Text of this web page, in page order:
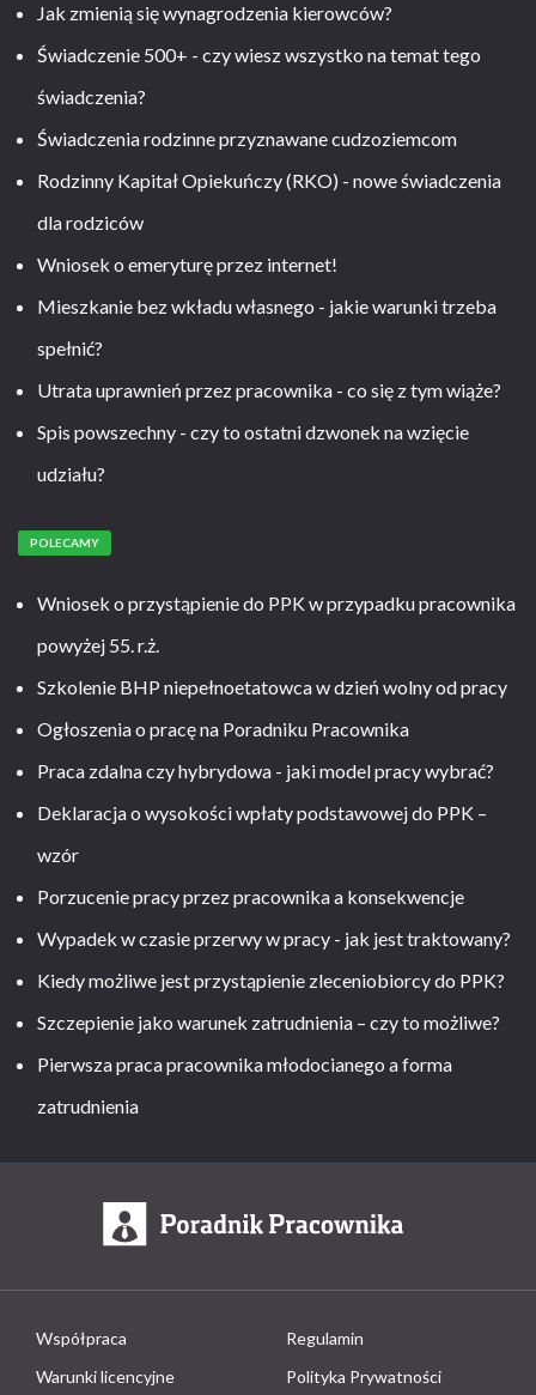
Jak zmienią się wynagrodzenia kierowców?
Świadczenie 500+ - czy wiesz wszystko na temat tego
świadczenia?
Świadczenia rodzinne przyznawane cudzoziemcom
Rodzinny Kapitał Opiekuńczy (RKO) - nowe świadczenia
dla rodziców
Wniosek o emeryturę przez internet!
Mieszkanie bez wkładu własnego - jakie warunki trzeba
spełnić?
Utrata uprawnień przez pracownika - co się z tym wiąże?
Spis powszechny - czy to ostatni dzwonek na wzięcie
udziału?
POLECAMY
Wniosek o przystąpienie do PPK w przypadku pracownika
powyżej 55. r.ż.
Szkolenie BHP niepełnoetatowca w dzień wolny od pracy
Ogłoszenia o pracę na Poradniku Pracownika
Praca zdalna czy hybrydowa - jaki model pracy wybrać?
Deklaracja o wysokości wpłaty podstawowej do PPK –
wzór
Porzucenie pracy przez pracownika a konsekwencje
Wypadek w czasie przerwy w pracy - jak jest traktowany?
Kiedy możliwe jest przystąpienie zleceniobiorcy do PPK?
Szczepienie jako warunek zatrudnienia – czy to możliwe?
Pierwsza praca pracownika młodocianego a forma
zatrudnienia
Współpraca
Regulamin
Warunki licencyjne
Polityka Prywatności